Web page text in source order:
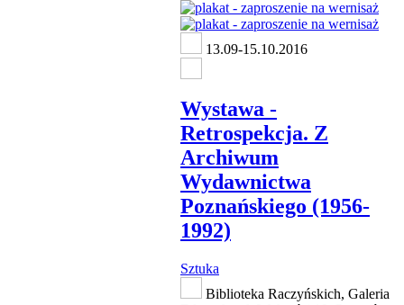
13.09-15.10.2016
Wystawa -
Retrospekcja. Z
Archiwum
Wydawnictwa
Poznańskiego (1956-
1992)
Sztuka
Biblioteka Raczyńskich, Galeria